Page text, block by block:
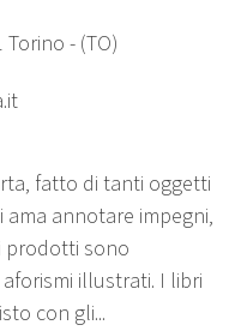
Torino - (TO)
fatto di tanti oggetti
annotare impegni,
prodotti sono
illustrati. I libri
con gli...